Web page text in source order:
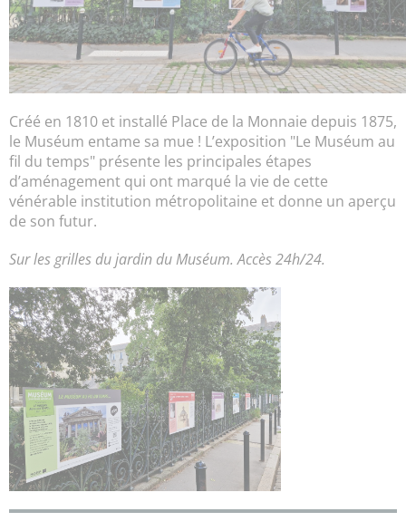
Créé en 1810 et installé Place de la Monnaie depuis 1875,
le Muséum entame sa mue ! L’exposition "Le Muséum au
fil du temps" présente les principales étapes
d’aménagement qui ont marqué la vie de cette
vénérable institution métropolitaine et donne un aperçu
de son futur.
Sur les grilles du jardin du Muséum. Accès 24h/24.
.